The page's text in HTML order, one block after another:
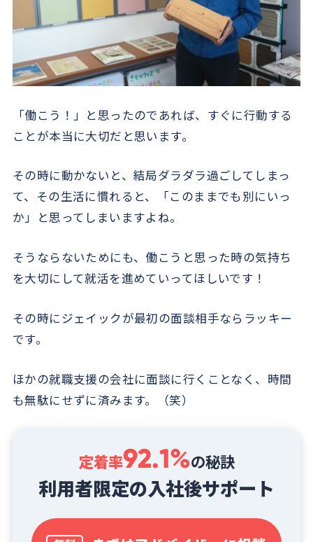
「働こう！」と思ったのであれば、すぐに行動する
ことが本当に大切だと思います。
その時に動かないと、結局ダラダラ過ごしてしまっ
て、その生活に慣れると、「このままでも別にいっ
か」と思ってしまいますよね。
そうならないためにも、働こうと思った時の気持ち
を大切にして就活を進めていってほしいです！
その時にジェイックが最初の面談相手ならラッキー
です。
ほかの就職支援の会社に面談に行くことなく、時間
も無駄にせずに済みます。（笑）
定着率92.1%の秘訣
利用者限定の入社後サポート